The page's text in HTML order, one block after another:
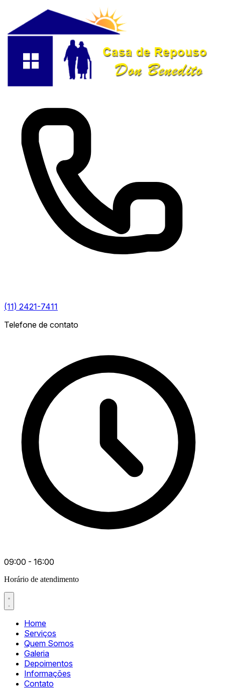
(11) 2421-7411
Telefone de contato
09:00 - 16:00
Horário de atendimento
Home
Serviços
Quem Somos
Galeria
Depoimentos
Informações
Contato